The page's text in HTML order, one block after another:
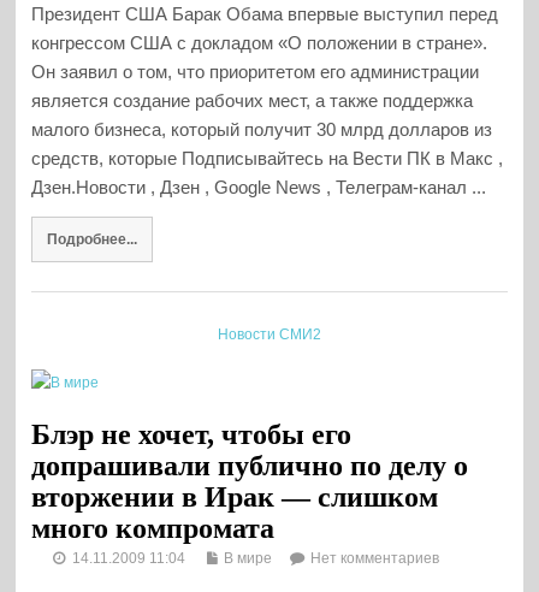
Президент США Барак Обама впервые выступил перед
конгрессом США с докладом «О положении в стране».
Он заявил о том, что приоритетом его администрации
является создание рабочих мест, а также поддержка
малого бизнеса, который получит 30 млрд долларов из
средств, которые Подписывайтесь на Вести ПК в Макс ,
Дзен.Новости , Дзен , Google News , Телеграм-канал ...
Подробнее...
Новости СМИ2
Блэр не хочет, чтобы его
допрашивали публично по делу о
вторжении в Ирак — слишком
много компромата
14.11.2009 11:04 В мире Нет комментариев